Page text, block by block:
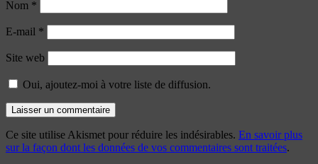
Nom *
E-mail *
Site web
Oui, ajoutez-moi à votre liste de diffusion.
Ce site utilise Akismet pour réduire les indésirables. En savoir plus
sur la façon dont les données de vos commentaires sont traitées.